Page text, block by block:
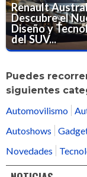
Renault
Descubre el
Diseño y
del SUV...
Puedes
siguientes
Automovilismo
Autoshows
Novedades